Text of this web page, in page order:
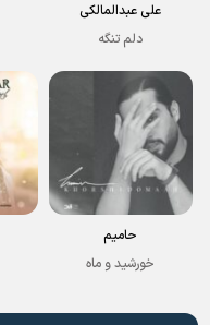
علی عبدالمالکی
دلم تنگه
حامیم
خورشید و ماه